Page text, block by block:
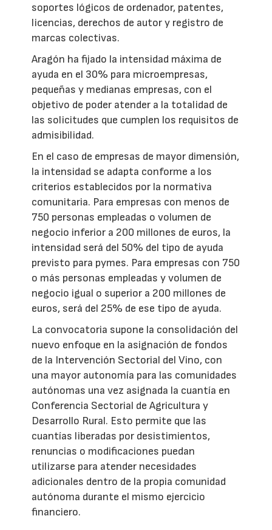
soportes lógicos de ordenador, patentes,
licencias, derechos de autor y registro de
marcas colectivas.
Aragón ha fijado la intensidad máxima de
ayuda en el 30% para microempresas,
pequeñas y medianas empresas, con el
objetivo de poder atender a la totalidad de
las solicitudes que cumplen los requisitos de
admisibilidad.
En el caso de empresas de mayor dimensión,
la intensidad se adapta conforme a los
criterios establecidos por la normativa
comunitaria. Para empresas con menos de
750 personas empleadas o volumen de
negocio inferior a 200 millones de euros, la
intensidad será del 50% del tipo de ayuda
previsto para pymes. Para empresas con 750
o más personas empleadas y volumen de
negocio igual o superior a 200 millones de
euros, será del 25% de ese tipo de ayuda.
La convocatoria supone la consolidación del
nuevo enfoque en la asignación de fondos
de la Intervención Sectorial del Vino, con
una mayor autonomía para las comunidades
autónomas una vez asignada la cuantía en
Conferencia Sectorial de Agricultura y
Desarrollo Rural. Esto permite que las
cuantías liberadas por desistimientos,
renuncias o modificaciones puedan
utilizarse para atender necesidades
adicionales dentro de la propia comunidad
autónoma durante el mismo ejercicio
financiero.